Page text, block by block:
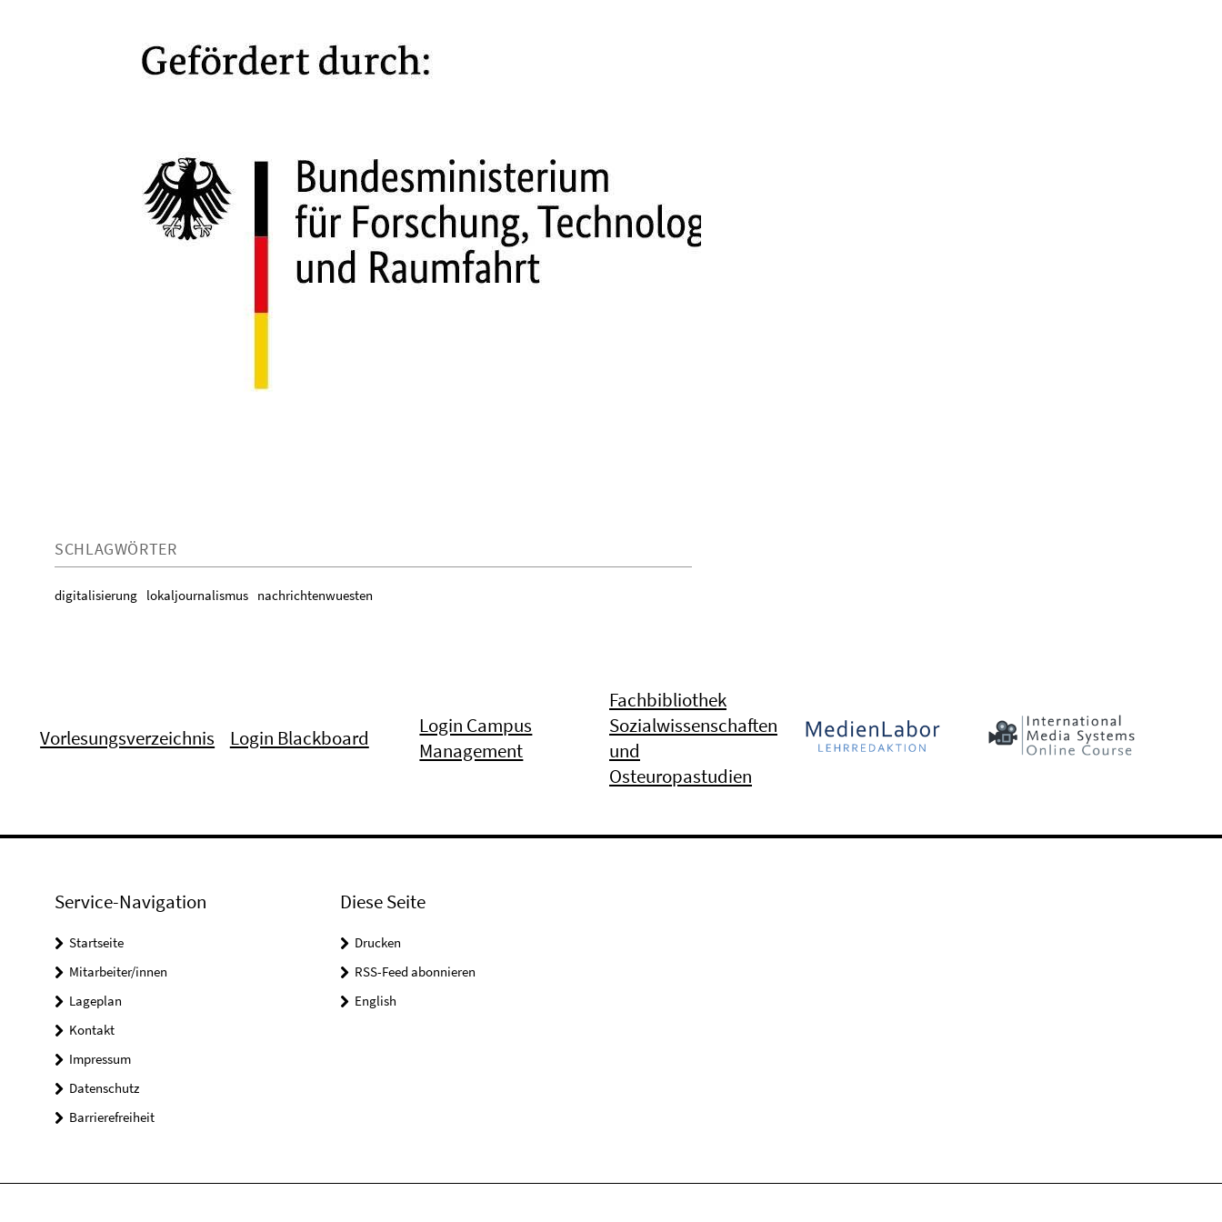
SCHLAGWÖRTER
digitalisierung lokaljournalismus nachrichtenwuesten
Vorlesungsverzeichnis Login Blackboard
Login Campus
Management
Fachbibliothek
Sozialwissenschaften
und
Osteuropastudien
Service-Navigation
Startseite
Mitarbeiter/innen
Lageplan
Kontakt
Impressum
Datenschutz
Barrierefreiheit
Diese Seite
Drucken
RSS-Feed abonnieren
English